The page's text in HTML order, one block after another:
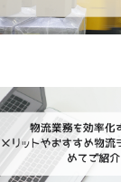
物流業務を効率化する
トやおすすめ物流シ
てご紹介！
2023.10.06 物流